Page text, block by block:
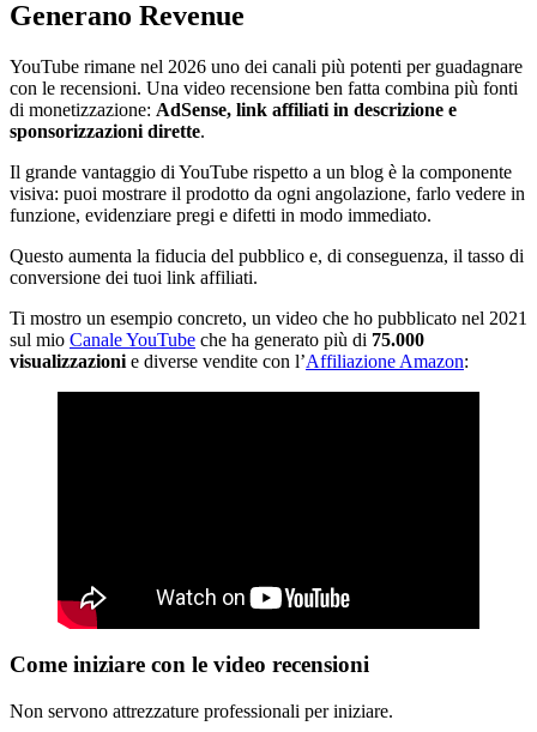
Generano Revenue
YouTube rimane nel 2026 uno dei canali più potenti per guadagnare
con le recensioni. Una video recensione ben fatta combina più fonti
di monetizzazione: AdSense, link affiliati in descrizione e
sponsorizzazioni dirette.
Il grande vantaggio di YouTube rispetto a un blog è la componente
visiva: puoi mostrare il prodotto da ogni angolazione, farlo vedere in
funzione, evidenziare pregi e difetti in modo immediato.
Questo aumenta la fiducia del pubblico e, di conseguenza, il tasso di
conversione dei tuoi link affiliati.
Ti mostro un esempio concreto, un video che ho pubblicato nel 2021
sul mio Canale YouTube che ha generato più di 75.000
visualizzazioni e diverse vendite con l’Affiliazione Amazon:
Come iniziare con le video recensioni
Non servono attrezzature professionali per iniziare.